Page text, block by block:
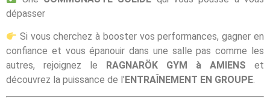
dépasser
Si vous cherchez à booster vos performances, gagner en
confiance et vous épanouir dans une salle pas comme les
autres, rejoignez le
RAGNARÖK GYM à AMIENS et
découvrez la puissance de l’ ENTRAÎNEMENT EN GROUPE.